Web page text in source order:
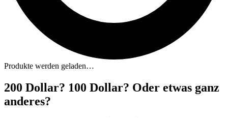
Produkte werden geladen…
200 Dollar? 100 Dollar? Oder etwas ganz
anderes?